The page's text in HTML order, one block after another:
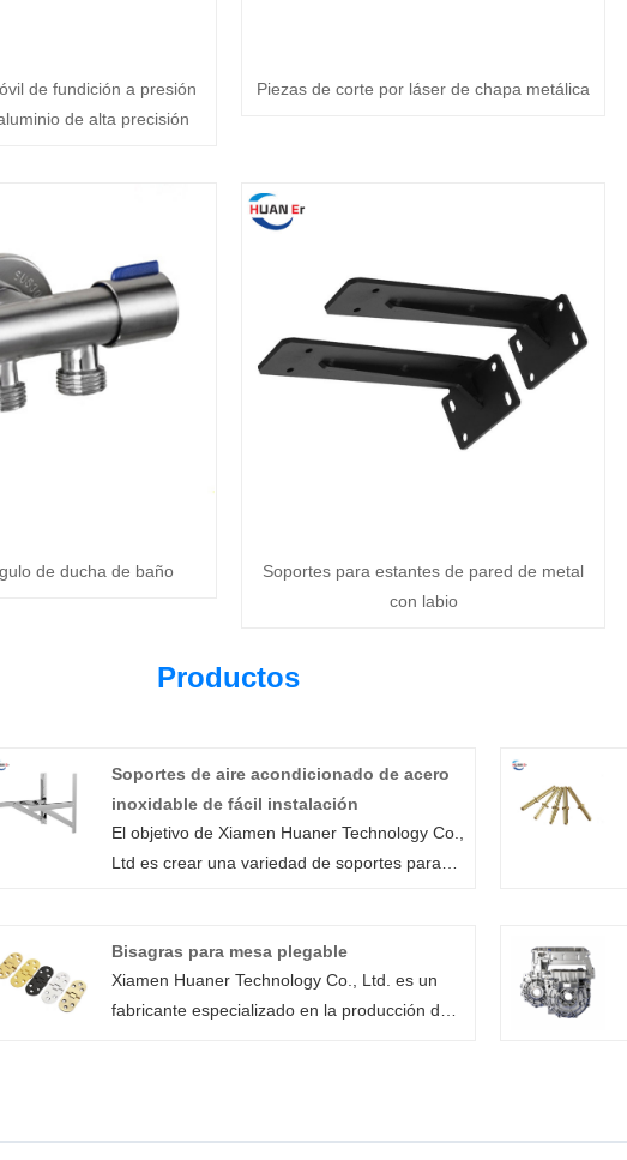
de fundición a presión
de alta precisión
Piezas de corte por láser de chapa metálica
de ducha de baño
Soportes para estantes de pared de metal
con labio
Productos
Soportes de aire acondicionado de acero
inoxidable de fácil instalación
El objetivo de Xiamen Huaner Technology Co.,
Ltd es crear una variedad de soportes para
preferencias del cliente, nuestras piezas de
aire acondicionado pueden diseñarse de
manera diferente. Nuestros accesorios de
Bisagras para mesa plegable
Xiamen Huaner Technology Co., Ltd. es un
fabricante especializado en la producción de